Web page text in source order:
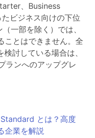
、Business
ビジネス向けの下位
一部を除く）では、
ことはできません。全
討している場合は、
ンへのアップグレ
とは？高度
企業を解説